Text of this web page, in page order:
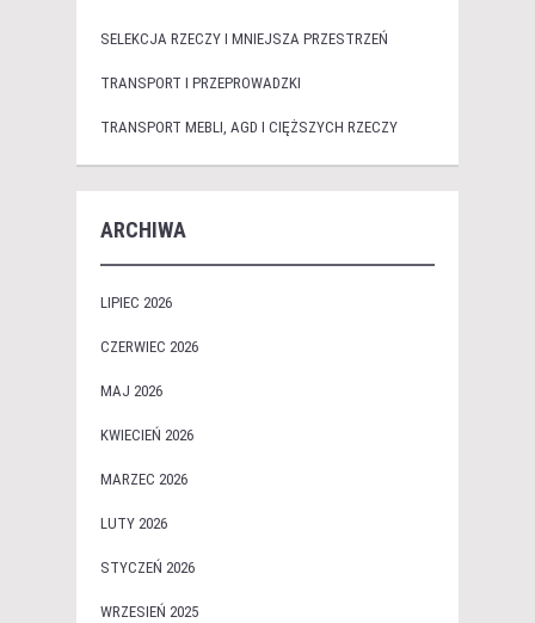
SELEKCJA RZECZY I MNIEJSZA PRZESTRZEŃ
TRANSPORT I PRZEPROWADZKI
TRANSPORT MEBLI, AGD I CIĘŻSZYCH RZECZY
ARCHIWA
LIPIEC 2026
CZERWIEC 2026
MAJ 2026
KWIECIEŃ 2026
MARZEC 2026
LUTY 2026
STYCZEŃ 2026
WRZESIEŃ 2025